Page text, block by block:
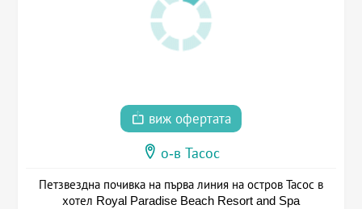
виж офертата
о-в Тасос
Петзвездна почивка на първа линия на остров Тасос в
хотел Royal Paradise Beach Resort and Spa